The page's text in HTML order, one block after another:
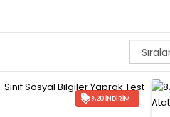
%20 İNDIRIM